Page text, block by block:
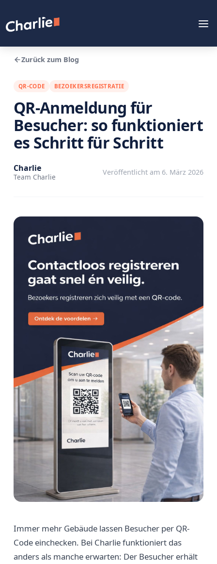
Zurück zum Blog
QR-CODE BEZOEKERSREGISTRATIE
QR-Anmeldung für
Besucher: so funktioniert
es Schritt für Schritt
Charlie
Team Charlie
Veröffentlicht am 6. März 2026
Immer mehr Gebäude lassen Besucher per QR-
Code einchecken. Bei Charlie funktioniert das
anders als manche erwarten: Der Besucher erhält